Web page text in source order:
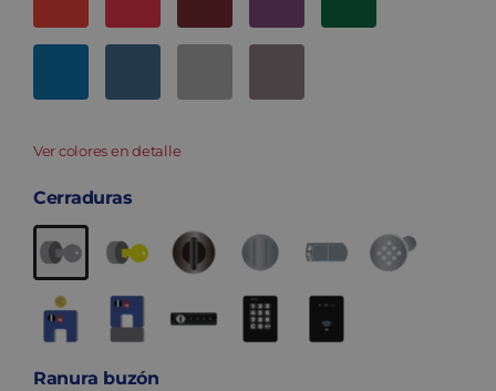
Ver colores en detalle
Cerraduras
Ranura buzón